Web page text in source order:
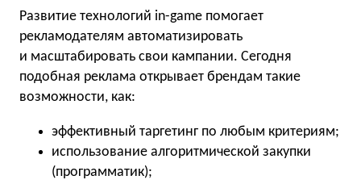
Развитие технологий in-game помогает
рекламодателям автоматизировать
и масштабировать свои кампании. Сегодня
подобная реклама открывает брендам такие
возможности, как:
эффективный таргетинг по любым критериям;
использование алгоритмической закупки
(программатик);